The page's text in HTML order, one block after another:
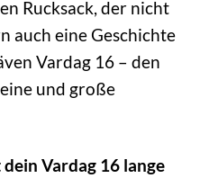
Rucksack, der nicht
auch eine Geschichte
Vardag 16 – den
und große
Vardag 16 lange